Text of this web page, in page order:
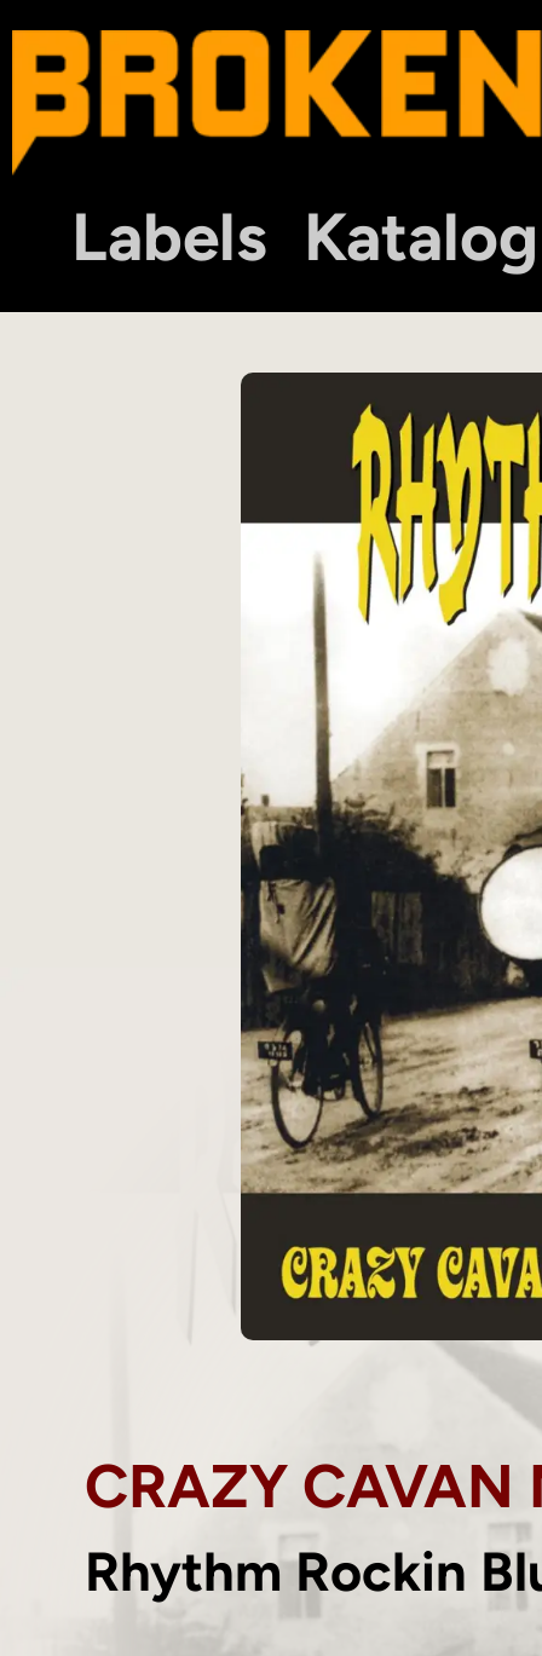
Labels Katalog
CRAZY CAVAN
Rhythm Rockin